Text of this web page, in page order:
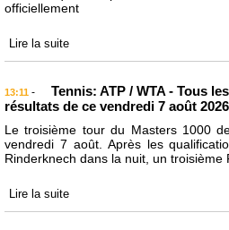
officiellement
Lire la suite
13:11 -
Tennis: ATP / WTA - Tous
résultats de ce vendredi 7 août 2026
Le troisième tour du Masters 1000
vendredi 7 août. Après les
Rinderknech dans la nuit, un troisième
Lire la suite